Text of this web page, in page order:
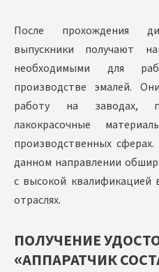
После прохождения
выпускники получают
необходимыми для
производстве эмалей.
работу на заводах,
лакокрасочные
производственных
данном направлении
с высокой квалификацией
отраслях.
ПОЛУЧЕНИЕ
«АППАРАТЧИК